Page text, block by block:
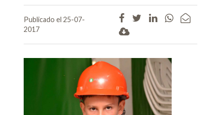
Publicado el 25-07-
2017